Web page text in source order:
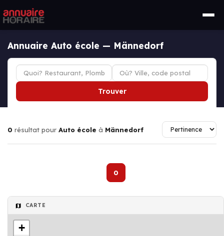
Annuaire Auto école — Männedorf
Trouver
0 résultat pour Auto école à Männedorf
0
CARTE
+